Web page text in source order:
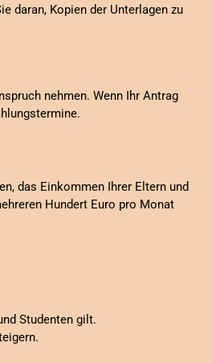
daran, Kopien der Unterlagen zu
nehmen. Wenn Ihr Antrag
das Einkommen Ihrer Eltern und
Hundert Euro pro Monat
Studenten gilt.